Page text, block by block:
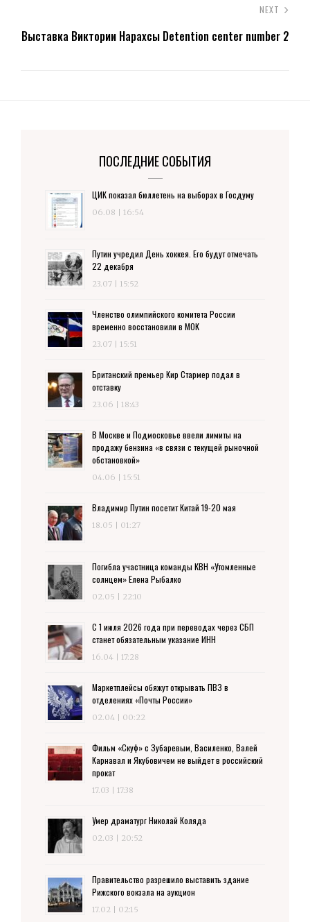
NEXT
Выставка Виктории Нарахсы Detention center number 2
ПОСЛЕДНИЕ СОБЫТИЯ
ЦИК показал бюллетень на выборах в Госдуму
06.08 | 16:54
Путин учредил День хоккея. Его будут отмечать
22 декабря
23.07 | 15:52
Членство олимпийского комитета России
временно восстановили в МОК
23.07 | 15:51
Британский премьер Кир Стармер подал в
отставку
23.06 | 18:43
В Москве и Подмосковье ввели лимиты на
продажу бензина «в связи с текущей рыночной
обстановкой»
04.06 | 15:51
Владимир Путин посетит Китай 19-20 мая
18.05 | 01:27
Погибла участница команды КВН «Утомленные
солнцем» Елена Рыбалко
02.05 | 22:10
С 1 июля 2026 года при переводах через СБП
станет обязательным указание ИНН
16.04 | 17:28
Маркетплейсы обяжут открывать ПВЗ в
отделениях «Почты России»
02.04 | 00:22
Фильм «Скуф» с Зубаревым, Василенко, Валей
Карнавал и Якубовичем не выйдет в российский
прокат
17.03 | 17:38
Умер драматург Николай Коляда
02.03 | 20:52
Правительство разрешило выставить здание
Рижского вокзала на аукцион
17.02 | 02:15